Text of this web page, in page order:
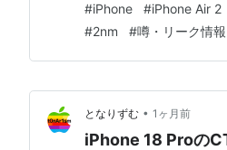
変わる機種だなと思い
#iPhone #iPhone Air 2
#2nm #噂・リーク情報
となりずむ • 1ヶ月前
iPhone 18 Proの